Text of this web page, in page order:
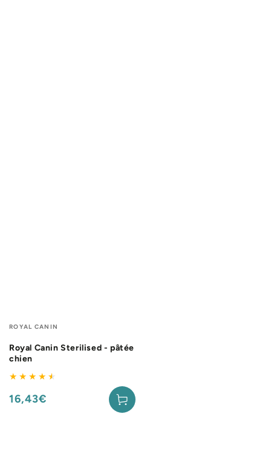
Fournisseur:
ROYAL CANIN
Royal Canin Sterilised - pâtée
chien
Prix
16,43€